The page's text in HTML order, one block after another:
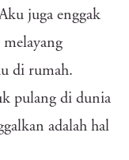
juga enggak
melayang
di rumah.
pulang di dunia
adalah hal